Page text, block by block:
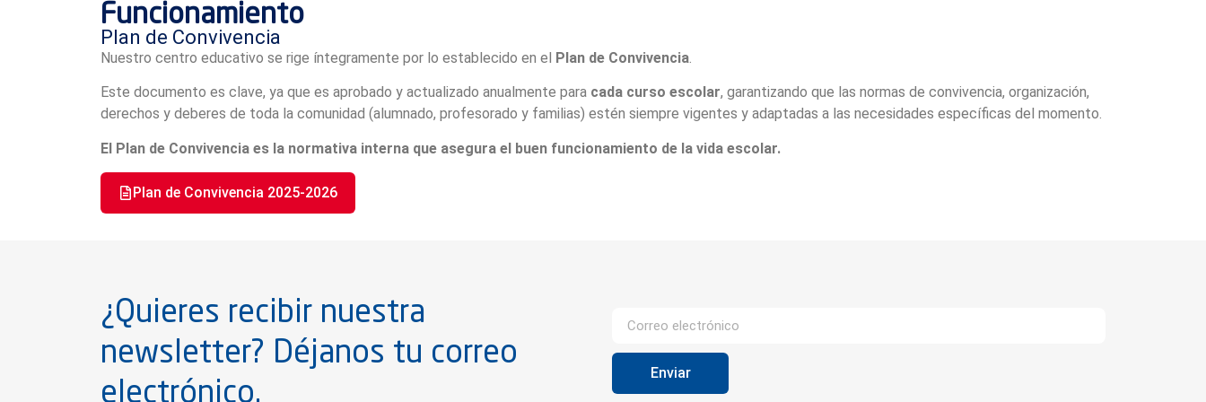
Funcionamiento
Plan de Convivencia
Nuestro centro educativo se rige íntegramente por lo establecido en el Plan de Convivencia.
Este documento es clave, ya que es aprobado y actualizado anualmente para cada curso escolar, garantizando que las normas de convivencia, organización,
derechos y deberes de toda la comunidad (alumnado, profesorado y familias) estén siempre vigentes y adaptadas a las necesidades específicas del momento.
El Plan de Convivencia es la normativa interna que asegura el buen funcionamiento de la vida escolar.
Plan de Convivencia 2025-2026
¿Quieres recibir nuestra
newsletter? Déjanos tu correo
electrónico.
Enviar